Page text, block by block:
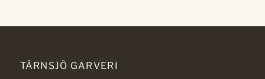
through
TÄRNSJÖ GARVERI